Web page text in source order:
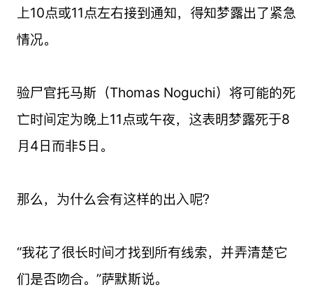
上10点或11点左右接到通知，得知梦露出了紧急
情况。
验尸官托马斯（Thomas Noguchi）将可能的死
亡时间定为晚上11点或午夜，这表明梦露死于8
月4日而非5日。
那么，为什么会有这样的出入呢？
“我花了很长时间才找到所有线索，并弄清楚它
们是否吻合。”萨默斯说。